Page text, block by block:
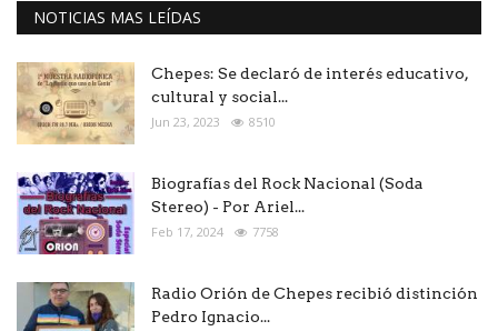
NOTICIAS MAS LEÍDAS
Chepes: Se declaró de interés educativo,
cultural y social...
Jun 23, 2023 8510
Biografías del Rock Nacional (Soda
Stereo) - Por Ariel...
Feb 17, 2024 7758
Radio Orión de Chepes recibió distinción
Pedro Ignacio...